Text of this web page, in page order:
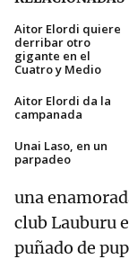
Aitor Elordi quiere
derribar otro
gigante en el
Cuatro y Medio
Aitor Elordi da la
campanada
Unai Laso, en un
parpadeo
una
club Lauburu
puñado de